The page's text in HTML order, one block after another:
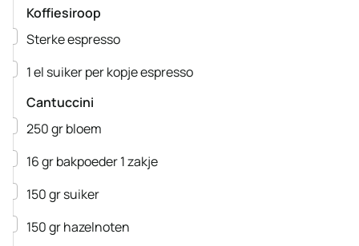
Koffiesiroop
▢
Sterke espresso
▢
1el suiker per kopje espresso
Cantuccini
▢
250grbloem
▢
16grbakpoeder1 zakje
▢
150grsuiker
▢
150grhazelnoten